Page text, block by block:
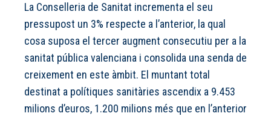
La Conselleria de Sanitat incrementa el seu
pressupost un 3% respecte a l’anterior, la qual
cosa suposa el tercer augment consecutiu per a la
sanitat pública valenciana i consolida una senda de
creixement en este àmbit. El muntant total
destinat a polítiques sanitàries ascendix a 9.453
milions d’euros, 1.200 milions més que en l’anterior